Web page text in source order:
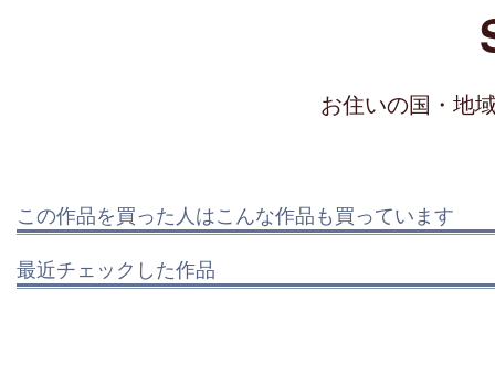
お住いの国・地
この作品を買った人はこんな作品も買っています
最近チェックした作品